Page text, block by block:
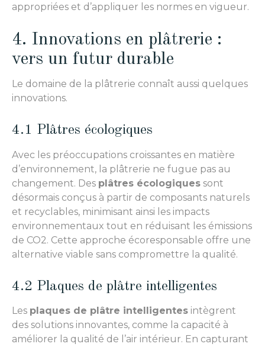
appropriées et d’appliquer les normes en vigueur.
4. Innovations en plâtrerie :
vers un futur durable
Le domaine de la plâtrerie connaît aussi quelques
innovations.
4.1 Plâtres écologiques
Avec les préoccupations croissantes en matière
d’environnement, la plâtrerie ne fugue pas au
changement. Des plâtres écologiques sont
désormais conçus à partir de composants naturels
et recyclables, minimisant ainsi les impacts
environnementaux tout en réduisant les émissions
de CO2. Cette approche écoresponsable offre une
alternative viable sans compromettre la qualité.
4.2 Plaques de plâtre intelligentes
Les plaques de plâtre intelligentes intègrent
des solutions innovantes, comme la capacité à
améliorer la qualité de l’air intérieur. En capturant